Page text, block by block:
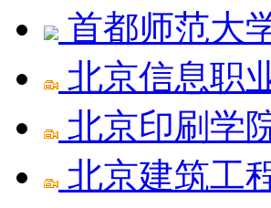
首都师范大
北京信息职
北京印刷学
北京建筑工